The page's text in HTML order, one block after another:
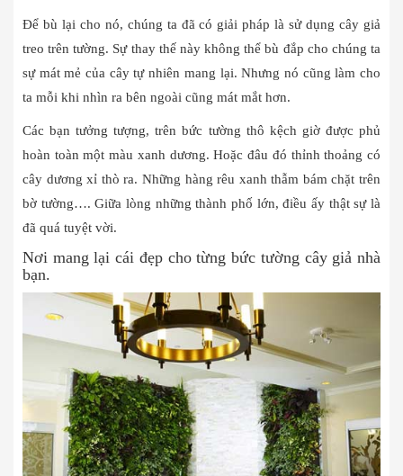
Để bù lại cho nó, chúng ta đã có giải pháp là sử dụng cây giả
treo trên tường. Sự thay thế này không thể bù đắp cho chúng ta
sự mát mẻ của cây tự nhiên mang lại. Nhưng nó cũng làm cho
ta mỗi khi nhìn ra bên ngoài cũng mát mắt hơn.
Các bạn tưởng tượng, trên bức tường thô kệch giờ được phủ
hoàn toàn một màu xanh dương. Hoặc đâu đó thỉnh thoảng có
cây dương xỉ thò ra. Những hàng rêu xanh thẫm bám chặt trên
bờ tường…. Giữa lòng những thành phố lớn, điều ấy thật sự là
đã quá tuyệt vời.
Nơi mang lại cái đẹp cho từng bức tường cây giả nhà
bạn.